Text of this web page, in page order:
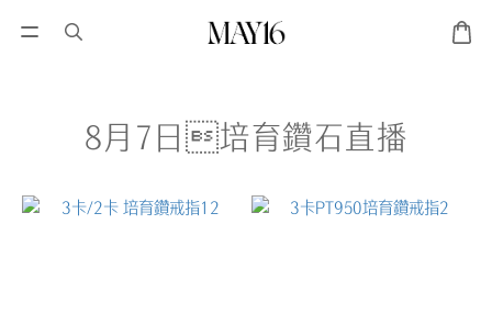
8月7日培育鑽石直播